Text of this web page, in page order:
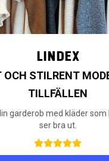
LINDEX
OCH STILRENT
TILLFÄLLEN
garderob med kläder som
ser bra ut.